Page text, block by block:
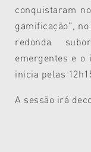
conquistaram
gamificação",
redonda
emergentes e o
inicia pelas
A sessão irá